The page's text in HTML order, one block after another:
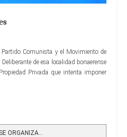
Partido Comunista y el Movimiento de
de esa localidad bonaerense
Privada que intenta imponer
ORGANIZA...